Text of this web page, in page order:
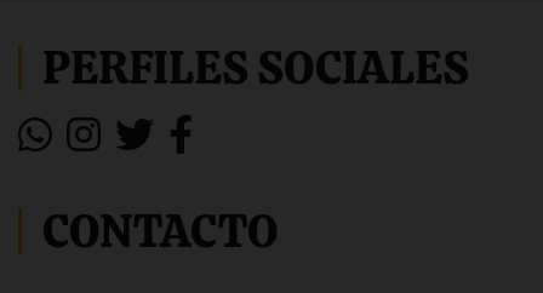
PERFILES SOCIALES
CONTACTO